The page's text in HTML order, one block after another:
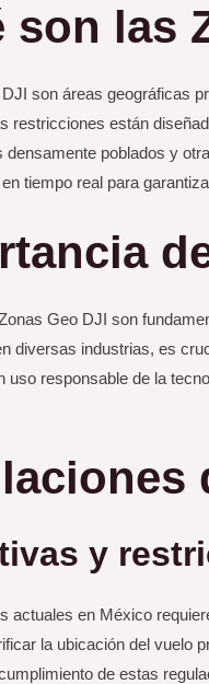
son las
son áreas geográficas
restricciones están
densamente poblados y
tiempo real para
Geo DJI son
diversas industrias, es
uso responsable de la
y
actuales en México
la ubicación del vuelo
de estas